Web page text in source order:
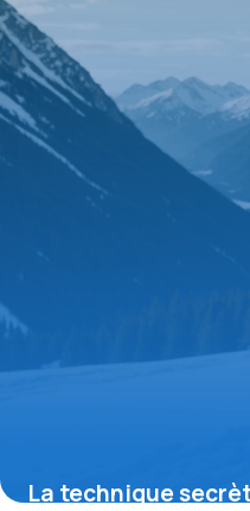
La technique